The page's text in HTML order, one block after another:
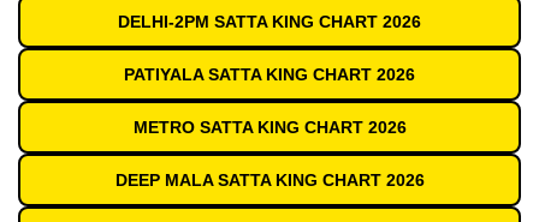
DELHI-2PM SATTA KING CHART 2026
PATIYALA SATTA KING CHART 2026
METRO SATTA KING CHART 2026
DEEP MALA SATTA KING CHART 2026